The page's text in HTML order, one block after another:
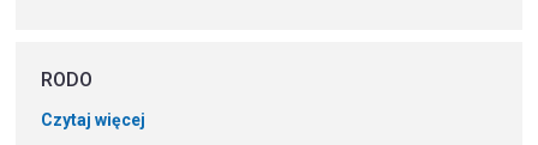
RODO
Czytaj więcej